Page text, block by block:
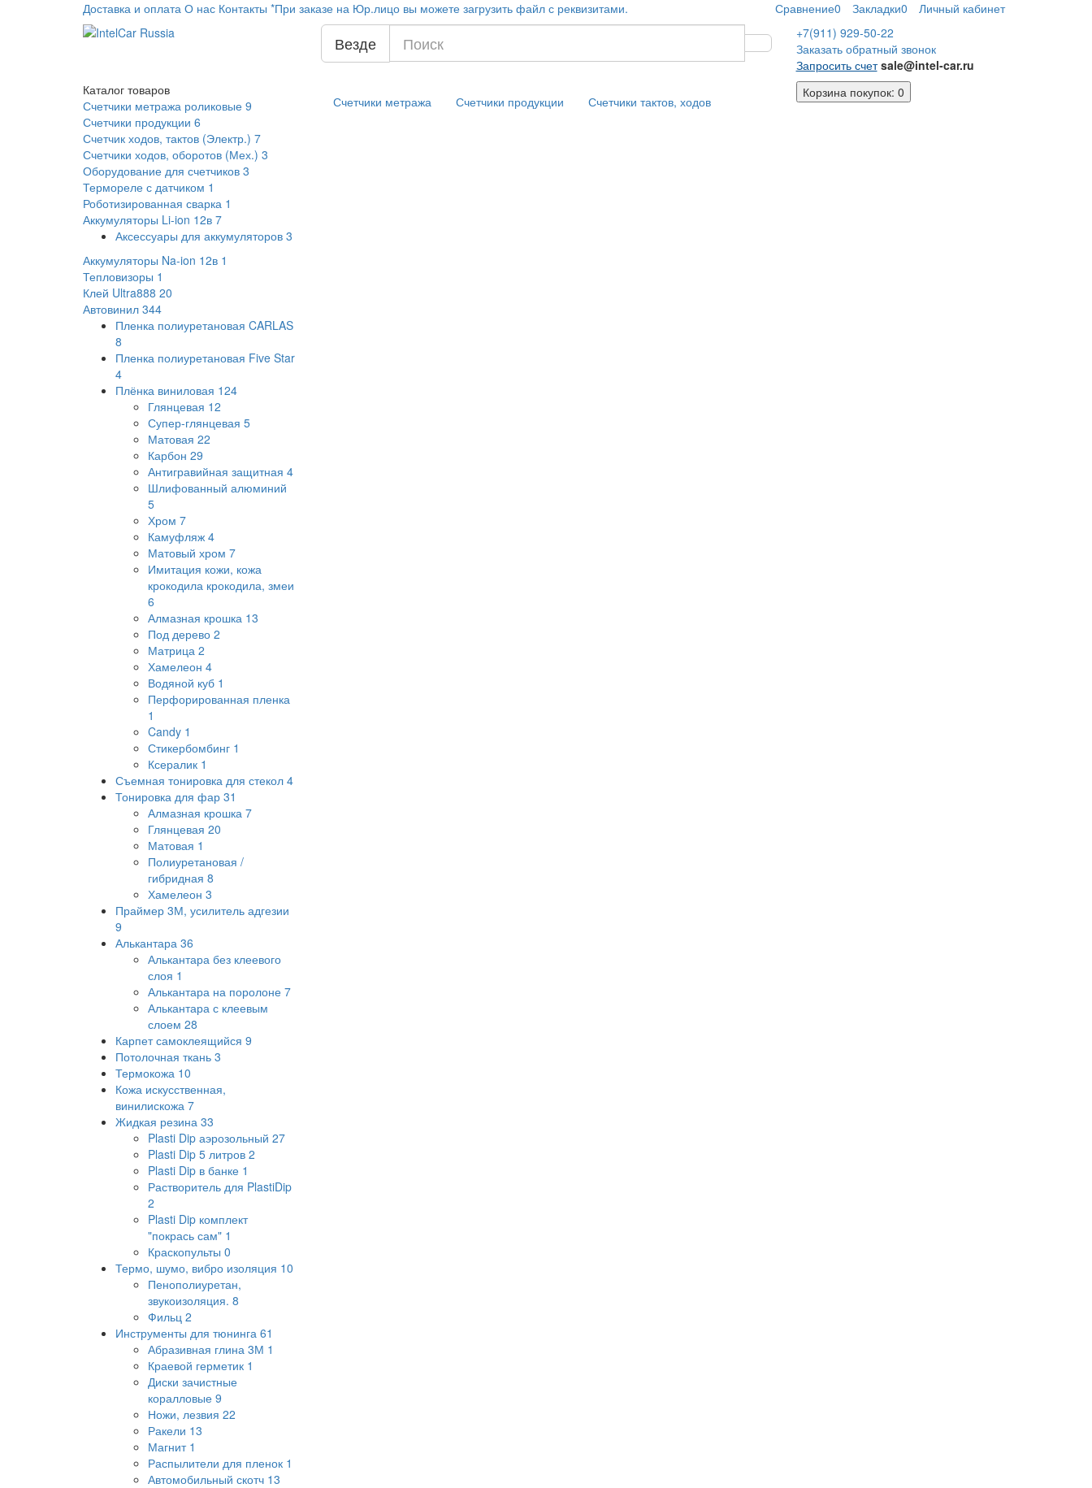
Доставка и оплата О нас Контакты *При заказе на Юр.лицо вы можете загрузить файл с реквизитами. Сравнение0 Закладки0 Личный кабинет
Везде +7(911) 929-50-22
Заказать обратный звонок
Запросить счет sale@intel-car.ru
Каталог товаров
Счетчики метража роликовые 9
Счетчики продукции 6
Счетчик ходов, тактов (Электр.) 7
Счетчики ходов, оборотов (Мех.) 3
Оборудование для счетчиков 3
Термореле с датчиком 1
Роботизированная сварка 1
Аккумуляторы Li-ion 12в 7
Аксессуары для аккумуляторов 3
Аккумуляторы Na-ion 12в 1
Тепловизоры 1
Клей Ultra888 20
Автовинил 344
Пленка полиуретановая CARLAS
8
Пленка полиуретановая Five Star
4
Плёнка виниловая 124
Глянцевая 12
Супер-глянцевая 5
Матовая 22
Карбон 29
Антигравийная защитная 4
Шлифованный алюминий
5
Хром 7
Камуфляж 4
Матовый хром 7
Имитация кожи, кожа
крокодила крокодила, змеи
6
Алмазная крошка 13
Под дерево 2
Матрица 2
Хамелеон 4
Водяной куб 1
Перфорированная пленка
1
Candy 1
Стикербомбинг 1
Ксералик 1
Съемная тонировка для стекол 4
Тонировка для фар 31
Алмазная крошка 7
Глянцевая 20
Матовая 1
Полиуретановая /
гибридная 8
Хамелеон 3
Праймер 3М, усилитель адгезии
9
Алькантара 36
Алькантара без клеевого
слоя 1
Алькантара на поролоне 7
Алькантара с клеевым
слоем 28
Карпет самоклеящийся 9
Потолочная ткань 3
Термокожа 10
Кожа искусственная,
винилискожа 7
Жидкая резина 33
Plasti Dip аэрозольный 27
Plasti Dip 5 литров 2
Plasti Dip в банке 1
Растворитель для PlastiDip
2
Plasti Dip комплект
"покрась сам" 1
Краскопульты 0
Термо, шумо, вибро изоляция 10
Пенополиуретан,
звукоизоляция. 8
Фильц 2
Инструменты для тюнинга 61
Абразивная глина 3М 1
Краевой герметик 1
Диски зачистные
коралловые 9
Ножи, лезвия 22
Ракели 13
Магнит 1
Распылители для пленок 1
Автомобильный скотч 13
Счетчики метража Счетчики продукции Счетчики тактов, ходов
Корзинапокупок: 0